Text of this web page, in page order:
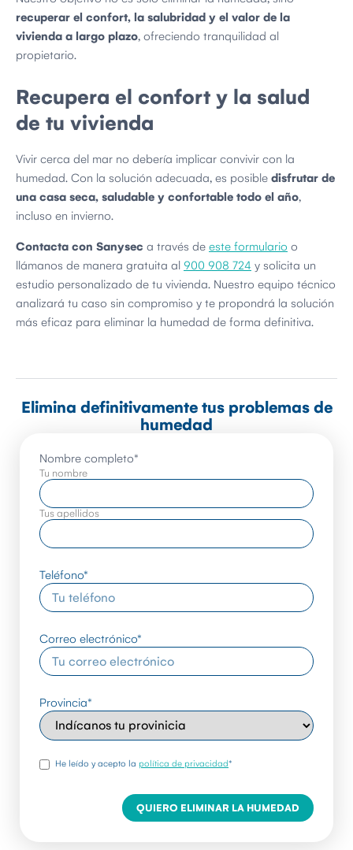
recuperar el confort, la salubridad y el valor de la
vivienda a largo plazo, ofreciendo tranquilidad al
propietario.
Recupera el confort y la salud
de tu vivienda
Vivir cerca del mar no debería implicar convivir con la
humedad. Con la solución adecuada, es posible disfrutar de
una casa seca, saludable y confortable todo el año,
incluso en invierno.
Contacta con Sanysec a través de este formulario o
llámanos de manera gratuita al 900 908 724 y solicita un
estudio personalizado de tu vivienda. Nuestro equipo técnico
analizará tu caso sin compromiso y te propondrá la solución
más eficaz para eliminar la humedad de forma definitiva.
Elimina definitivamente tus problemas de
humedad
Nombre completo*
Tu nombre
Tus apellidos
Teléfono*
Correo electrónico*
Provincia*
rgpd*
He leído y acepto la política de privacidad*